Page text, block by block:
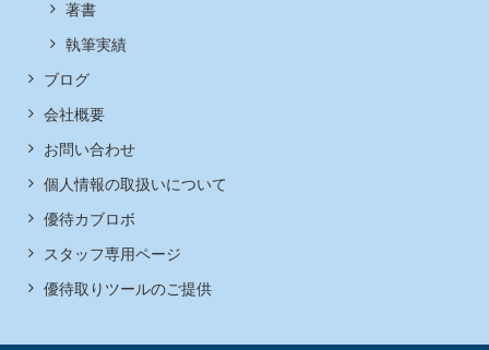
著書
執筆実績
ブログ
会社概要
お問い合わせ
個人情報の取扱いについて
優待カブロボ
スタッフ専用ページ
優待取りツールのご提供